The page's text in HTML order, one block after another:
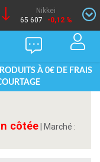
Nikkei
65 607
-0,12 %
À 0€ DE FRAIS
côtée Marché :